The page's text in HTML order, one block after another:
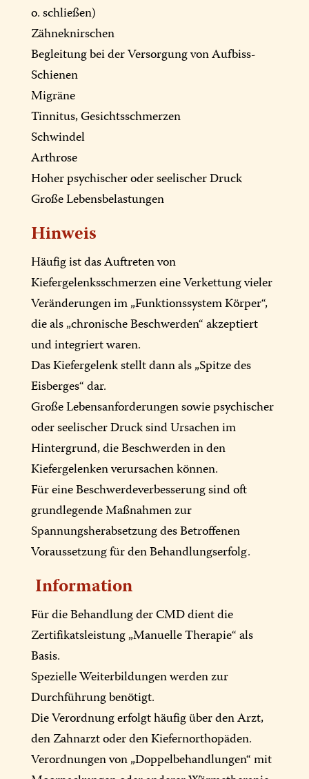
o. schließen)
Zähneknirschen
Begleitung bei der Versorgung von Aufbiss-
Schienen
Migräne
Tinnitus, Gesichtsschmerzen
Schwindel
Arthrose
Hoher psychischer oder seelischer Druck
Große Lebensbelastungen
Hinweis
Häufig ist das Auftreten von
Kiefergelenksschmerzen eine Verkettung vieler
Veränderungen im „Funktionssystem Körper“,
die als „chronische Beschwerden“ akzeptiert
und integriert waren.
Das Kiefergelenk stellt dann als „Spitze des
Eisberges“ dar.
Große Lebensanforderungen sowie psychischer
oder seelischer Druck sind Ursachen im
Hintergrund, die Beschwerden in den
Kiefergelenken verursachen können.
Für eine Beschwerdeverbesserung sind oft
grundlegende Maßnahmen zur
Spannungsherabsetzung des Betroffenen
Voraussetzung für den Behandlungserfolg.
Information
Für die Behandlung der CMD dient die
Zertifikatsleistung „Manuelle Therapie“ als
Basis.
Spezielle Weiterbildungen werden zur
Durchführung benötigt.
Die Verordnung erfolgt häufig über den Arzt,
den Zahnarzt oder den Kiefernorthopäden.
Verordnungen von „Doppelbehandlungen“ mit